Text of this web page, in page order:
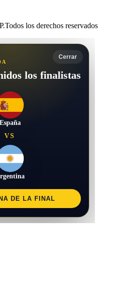
los derechos reservados
Cerrar
los finalistas
España
VS
DE LA FINAL